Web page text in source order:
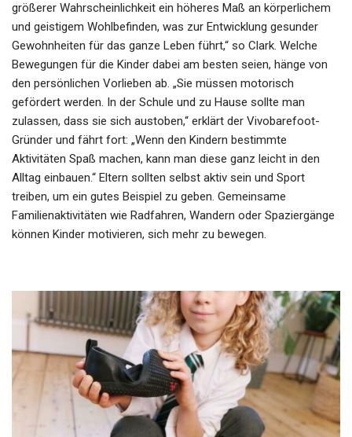
größerer Wahrscheinlichkeit ein höheres Maß an körperlichem
und geistigem Wohlbefinden, was zur Entwicklung gesunder
Gewohnheiten für das ganze Leben führt,“ so Clark. Welche
Bewegungen für die Kinder dabei am besten seien, hänge von
den persönlichen Vorlieben ab. „Sie müssen motorisch
gefördert werden. In der Schule und zu Hause sollte man
zulassen, dass sie sich austoben,“ erklärt der Vivobarefoot-
Gründer und fährt fort: „Wenn den Kindern bestimmte
Aktivitäten Spaß machen, kann man diese ganz leicht in den
Alltag einbauen.“ Eltern sollten selbst aktiv sein und Sport
treiben, um ein gutes Beispiel zu geben. Gemeinsame
Familienaktivitäten wie Radfahren, Wandern oder Spaziergänge
können Kinder motivieren, sich mehr zu bewegen.